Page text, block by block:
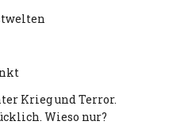
Krieg und Terror.
Wieso nur?